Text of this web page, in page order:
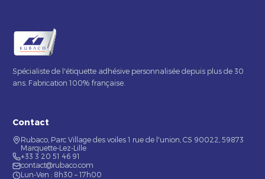
Spécialiste de l'étiquette adhésive personnalisée depuis plus de 30
ans. Fabrication 100% française.
Contact
Rubaco, Parc Village des voiles 1 rue de l'union, CS 90022, 59873
Marquette-Lez-Lille
+33 3 20 51 46 91
contact@rubaco.com
Lun-Ven : 8h30 – 17h00